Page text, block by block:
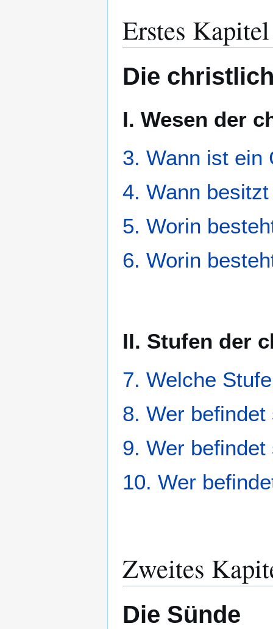
Erstes Kapitel
Die
I. Wesen der
3. Wann ist ein
4. Wann
5. Worin
6. Worin
II. Stufen der
7. Welche
8. Wer
9. Wer
10. Wer
Zweites
Die Sünde